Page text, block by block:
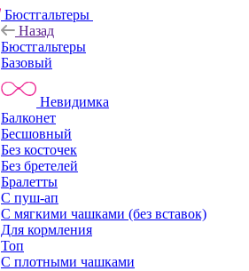
Бюстгальтеры
Назад
Бюстгальтеры
Базовый
Невидимка
Балконет
Бесшовный
Без косточек
Без бретелей
Бралетты
С пуш-ап
С мягкими чашками (без вставок)
Для кормления
Топ
С плотными чашками